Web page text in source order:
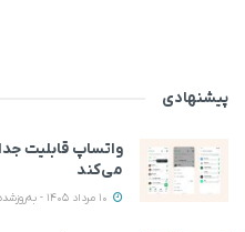
پیشنهادی
واتساپ قابلیت
می‌کند